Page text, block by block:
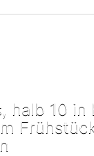
halb 10 in